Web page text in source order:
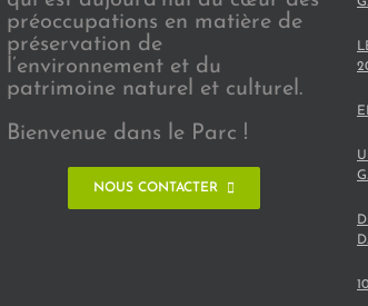
préoccupations en matière de
préservation de
l’environnement et du
patrimoine naturel et culturel.
Bienvenue dans le Parc !
NOUS CONTACTER